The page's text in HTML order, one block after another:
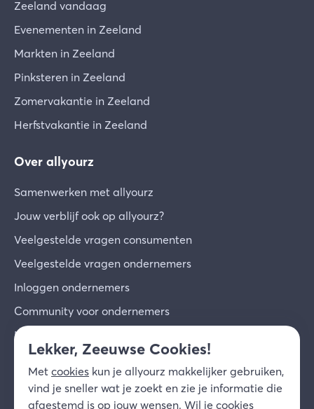
Zeeland vandaag
Evenementen in Zeeland
Markten in Zeeland
Pinksteren in Zeeland
Zomervakantie in Zeeland
Herfstvakantie in Zeeland
Over allyourz
Samenwerken met allyourz
Jouw verblijf ook op allyourz?
Veelgestelde vragen consumenten
Veelgestelde vragen ondernemers
Inloggen ondernemers
Community voor ondernemers
Inschrijven voor de nieuwsbrief
Over ons
Contact
Lekker, Zeeuwse Cookies!
Met cookies kun je allyourz makkelijker gebruiken,
vind je sneller wat je zoekt en zie je informatie die
afgestemd is op jouw wensen. Wil je cookies